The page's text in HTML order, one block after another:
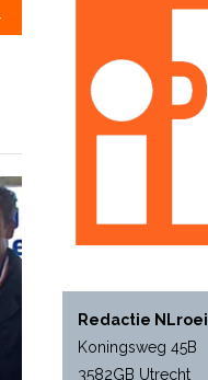
Redactie NLroei
Koningsweg 45B
3582GB Utrecht